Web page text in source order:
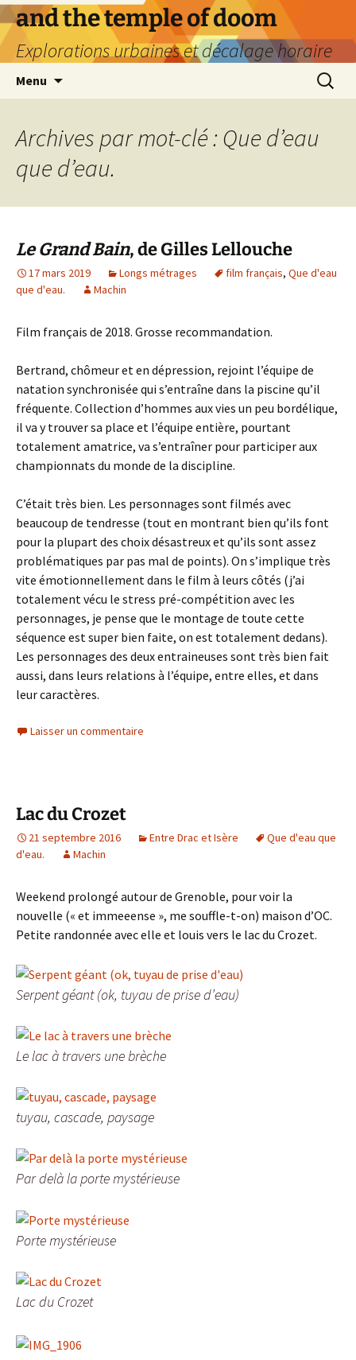
Aller
au
contenu
and the temple of doom
Explorations urbaines et décalage horaire
Menu
Archives par mot-clé : Que d’eau
que d’eau.
Le Grand Bain, de Gilles Lellouche
17 mars 2019 Longs métrages film français, Que d'eau
que d'eau.
Machin
Film français de 2018. Grosse recommandation.
Bertrand, chômeur et en dépression, rejoint l’équipe de
natation synchronisée qui s’entraîne dans la piscine qu’il
fréquente. Collection d’hommes aux vies un peu bordélique,
il va y trouver sa place et l’équipe entière, pourtant
totalement amatrice, va s’entraîner pour participer aux
championnats du monde de la discipline.
C’était très bien. Les personnages sont filmés avec
beaucoup de tendresse (tout en montrant bien qu’ils font
pour la plupart des choix désastreux et qu’ils sont assez
problématiques par pas mal de points). On s’implique très
vite émotionnellement dans le film à leurs côtés (j’ai
totalement vécu le stress pré-compétition avec les
personnages, je pense que le montage de toute cette
séquence est super bien faite, on est totalement dedans).
Les personnages des deux entraineuses sont très bien fait
aussi, dans leurs relations à l’équipe, entre elles, et dans
leur caractères.
Laisser un commentaire
Lac du Crozet
21 septembre 2016 Entre Drac et Isère
Que d'eau que
d'eau.
Machin
Weekend prolongé autour de Grenoble, pour voir la
nouvelle (« et immeeense », me souffle-t-on) maison d’OC.
Petite randonnée avec elle et louis vers le lac du Crozet.
Serpent géant (ok, tuyau de prise d’eau)
Le lac à travers une brèche
tuyau, cascade, paysage
Par delà la porte mystérieuse
Porte mystérieuse
Lac du Crozet